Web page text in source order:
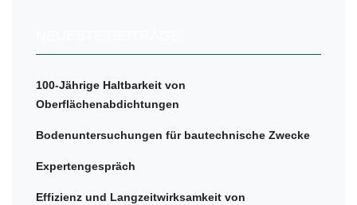
100-Jährige Haltbarkeit von
Oberflächenabdichtungen
Bodenuntersuchungen für bautechnische Zwecke
Expertengespräch
Effizienz und Langzeitwirksamkeit von